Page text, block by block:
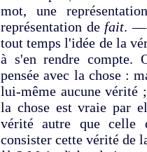
mot, une
représentation de fait. —
tout temps l'idée de la
à s'en rendre
pensée avec la chose :
lui-même aucune vérité
la chose est vraie par
vérité autre que celle
consister cette vérité de